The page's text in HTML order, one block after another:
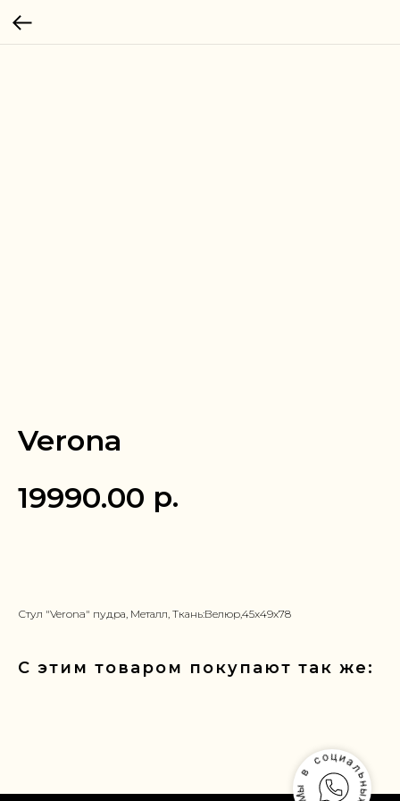
Verona
19990.00 р.
Стул "Verona" пудра, Металл, Ткань:Велюр,45x49x78
С этим товаром покупают так же: